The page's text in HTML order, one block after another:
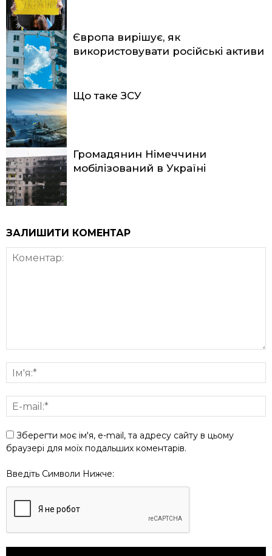
Європа вирішує, як
використовувати російські активи
Що таке ЗСУ
Громадянин Німеччини
мобілізований в Україні
ЗАЛИШИТИ КОМЕНТАР
Зберегти моє ім'я, e-mail, та адресу сайту в цьому
браузері для моїх подальших коментарів.
Введіть Символи Нижче: